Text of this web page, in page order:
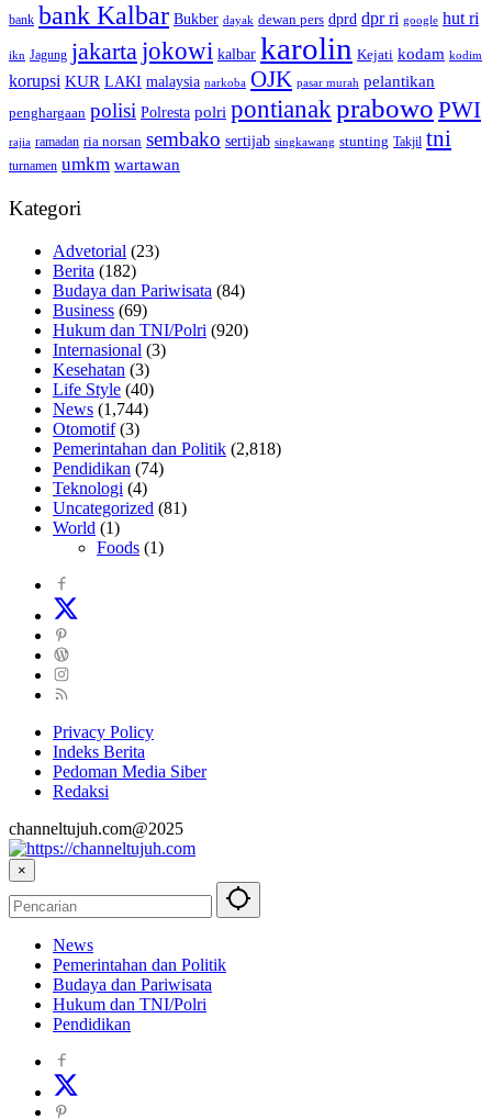
bank bank Kalbar Bukber dayak dewan pers dprd dpr ri google hut ri
ikn Jagung jakarta jokowi kalbar karolin Kejati kodam kodim
korupsi KUR LAKI malaysia narkoba OJK pasar murah pelantikan
penghargaan polisi Polresta polri pontianakprabowo PWI
rajia ramadan ria norsan sembako sertijab singkawang stunting Takjil tni
turnamen umkm wartawan
Kategori
Advetorial (23)
Berita (182)
Budaya dan Pariwisata (84)
Business (69)
Hukum dan TNI/Polri (920)
Internasional (3)
Kesehatan (3)
Life Style (40)
News (1,744)
Otomotif(3)
Pemerintahan dan Politik (2,818)
Pendidikan (74)
Teknologi (4)
Uncategorized (81)
World (1)
Foods (1)
Privacy Policy
Indeks Berita
Pedoman Media Siber
Redaksi
channeltujuh.com@2025
×
News
Pemerintahan dan Politik
Budaya dan Pariwisata
Hukum dan TNI/Polri
Pendidikan